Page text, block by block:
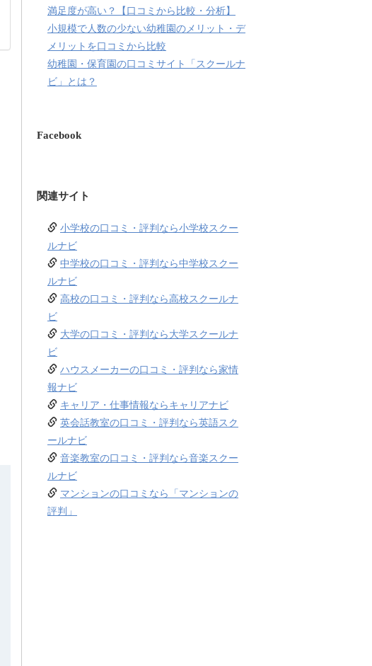
満足度が高い？【口コミから比較・分析】
小規模で人数の少ない幼稚園のメリット・デ
メリットを口コミから比較
幼稚園・保育園の口コミサイト「スクールナ
ビ」とは？
Facebook
関連サイト
小学校の口コミ・評判なら小学校スクー
ルナビ
中学校の口コミ・評判なら中学校スクー
ルナビ
高校の口コミ・評判なら高校スクールナ
ビ
大学の口コミ・評判なら大学スクールナ
ビ
ハウスメーカーの口コミ・評判なら家情
報ナビ
キャリア・仕事情報ならキャリアナビ
英会話教室の口コミ・評判なら英語スク
ールナビ
音楽教室の口コミ・評判なら音楽スクー
ルナビ
マンションの口コミなら「マンションの
評判」